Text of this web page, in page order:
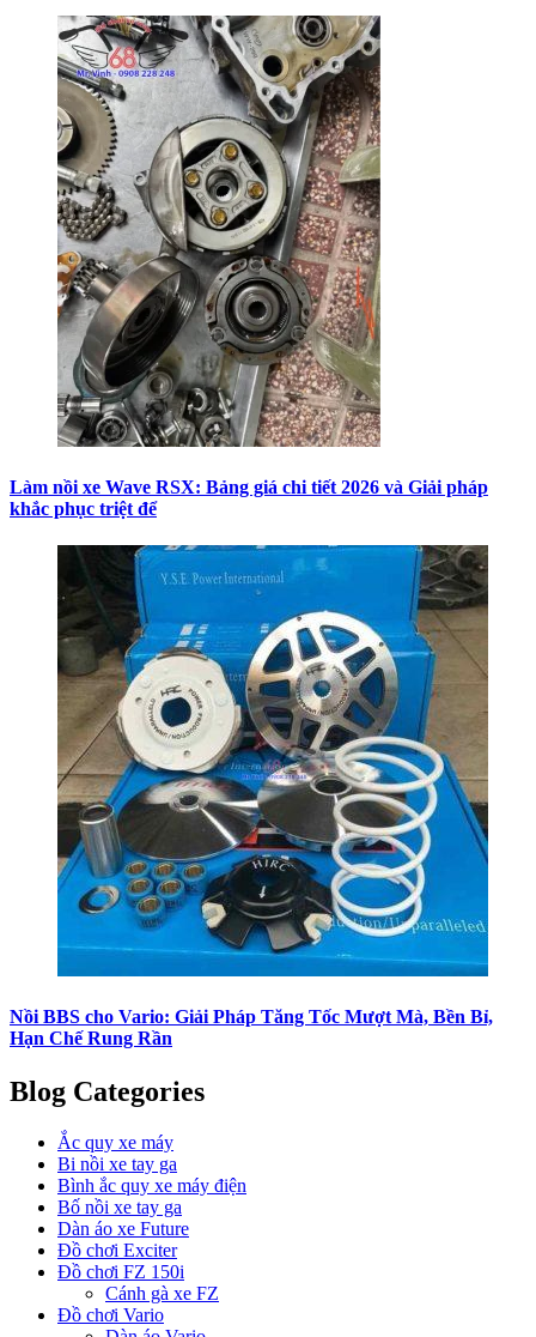
Làm nồi xe Wave RSX: Bảng giá chi tiết 2026 và Giải pháp
khắc phục triệt để
Nồi BBS cho Vario: Giải Pháp Tăng Tốc Mượt Mà, Bền Bỉ,
Hạn Chế Rung Rần
Blog Categories
Ắc quy xe máy
Bi nồi xe tay ga
Bình ắc quy xe máy điện
Bố nồi xe tay ga
Dàn áo xe Future
Đồ chơi Exciter
Đồ chơi FZ 150i
Cánh gà xe FZ
Đồ chơi Vario